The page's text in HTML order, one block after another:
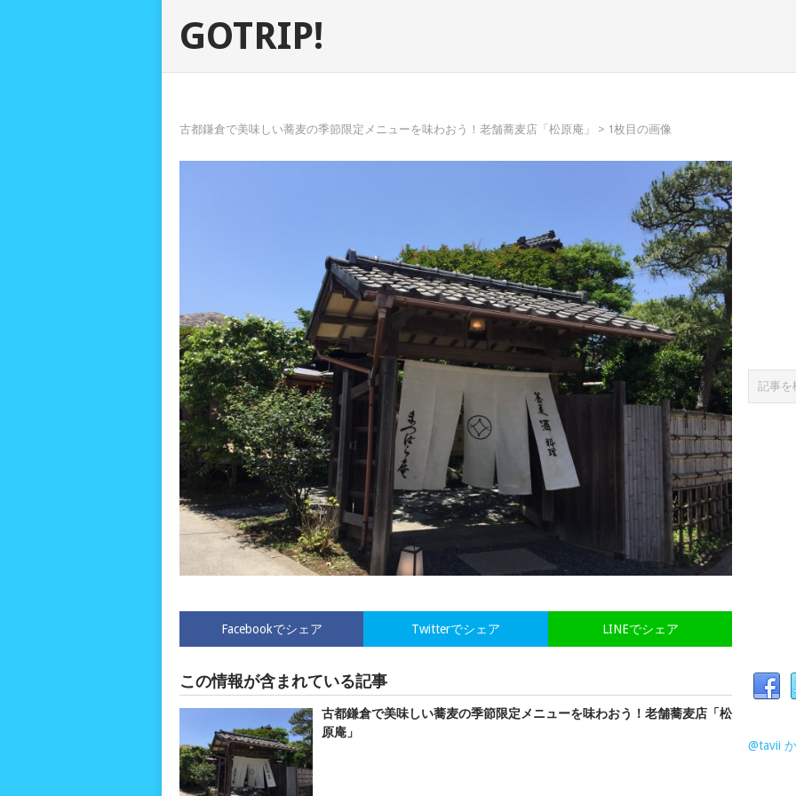
GOTRIP!
古都鎌倉で美味しい蕎麦の季節限定メニューを味わおう！老舗蕎麦店「松原庵」 > 1枚目の画像
Facebookでシェア LINEでシェア
Twitterでシェア
この情報が含まれている記事
古都鎌倉で美味しい蕎麦の季節限定メニューを味わおう！老舗蕎麦店「松
原庵」
@tavii